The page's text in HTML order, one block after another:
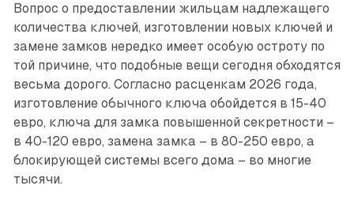
Вопрос о предоставлении жильцам надлежащего
количества ключей, изготовлении новых ключей и
замене замков нередко имеет особую остроту по
той причине, что подобные вещи сегодня обходятся
весьма дорого. Согласно расценкам 2026 года,
изготовление обычного ключа обойдется в 15-40
евро, ключа для замка повышенной секретности –
в 40-120 евро, замена замка – в 80-250 евро, а
блокирующей системы всего дома – во многие
тысячи.